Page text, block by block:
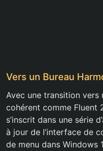
Vers un Bureau
Avec une transition vers
cohérent comme Fluent
s’inscrit dans une série
à jour de l’interface de
de menu dans Windows